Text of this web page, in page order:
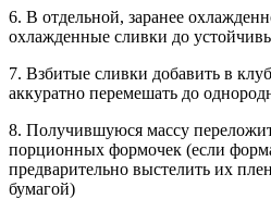
6. В отдельной, заранее
охлажденные сливки до
7. Взбитые сливки добавить в
аккуратно перемешать до
8. Получившуюся массу
порционных формочек (если
предварительно выстелить их
бумагой)